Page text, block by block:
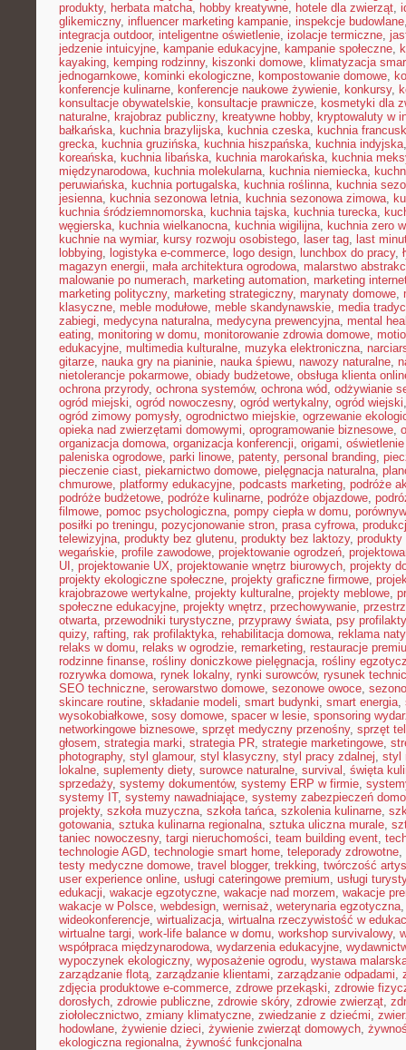
produkty, herbata matcha, hobby kreatywne, hotele dla zwierząt,
glikemiczny, influencer marketing kampanie, inspekcje budowlane
integracja outdoor, inteligentne oświetlenie, izolacje termiczne,
jedzenie intuicyjne, kampanie edukacyjne, kampanie społeczne,
kayaking, kemping rodzinny, kiszonki domowe, klimatyzacja
jednogarnkowe, kominki ekologiczne, kompostowanie domowe,
konferencje kulinarne, konferencje naukowe żywienie, konkursy,
konsultacje obywatelskie, konsultacje prawnicze, kosmetyki dla
naturalne, krajobraz publiczny, kreatywne hobby, kryptowaluty w
bałkańska, kuchnia brazylijska, kuchnia czeska, kuchnia
grecka, kuchnia gruzińska, kuchnia hiszpańska, kuchnia indyjska
koreańska, kuchnia libańska, kuchnia marokańska, kuchnia
międzynarodowa, kuchnia molekularna, kuchnia niemiecka,
peruwiańska, kuchnia portugalska, kuchnia roślinna, kuchnia
jesienna, kuchnia sezonowa letnia, kuchnia sezonowa zimowa,
kuchnia śródziemnomorska, kuchnia tajska, kuchnia turecka,
węgierska, kuchnia wielkanocna, kuchnia wigilijna, kuchnia zero
kuchnie na wymiar, kursy rozwoju osobistego, laser tag, last
lobbying, logistyka e-commerce, logo design, lunchbox do pracy,
magazyn energii, mała architektura ogrodowa, malarstwo
malowanie po numerach, marketing automation, marketing
marketing polityczny, marketing strategiczny, marynaty domowe,
klasyczne, meble modułowe, meble skandynawskie, media
zabiegi, medycyna naturalna, medycyna prewencyjna, mental
eating, monitoring w domu, monitorowanie zdrowia domowe,
edukacyjne, multimedia kulturalne, muzyka elektroniczna,
gitarze, nauka gry na pianinie, nauka śpiewu, nawozy naturalne,
nietolerancje pokarmowe, obiady budżetowe, obsługa klienta
ochrona przyrody, ochrona systemów, ochrona wód, odżywianie
ogród miejski, ogród nowoczesny, ogród wertykalny, ogród wiejski
ogród zimowy pomysły, ogrodnictwo miejskie, ogrzewanie
opieka nad zwierzętami domowymi, oprogramowanie biznesowe,
organizacja domowa, organizacja konferencji, origami,
paleniska ogrodowe, parki linowe, patenty, personal branding,
pieczenie ciast, piekarnictwo domowe, pielęgnacja naturalna,
chmurowe, platformy edukacyjne, podcasts marketing, podróże
podróże budżetowe, podróże kulinarne, podróże objazdowe,
filmowe, pomoc psychologiczna, pompy ciepła w domu,
posiłki po treningu, pozycjonowanie stron, prasa cyfrowa,
telewizyjna, produkty bez glutenu, produkty bez laktozy, produkty
wegańskie, profile zawodowe, projektowanie ogrodzeń,
UI , projektowanie UX, projektowanie wnętrz biurowych, projekty
projekty ekologiczne społeczne, projekty graficzne firmowe,
krajobrazowe wertykalne, projekty kulturalne, projekty meblowe,
społeczne edukacyjne, projekty wnętrz, przechowywanie,
otwarta, przewodniki turystyczne, przyprawy świata, psy
quizy, rafting, rak profilaktyka, rehabilitacja domowa, reklama
relaks w domu, relaks w ogrodzie, remarketing, restauracje
rodzinne finanse, rośliny doniczkowe pielęgnacja, rośliny
rozrywka domowa, rynek lokalny, rynki surowców, rysunek
SEO techniczne, serowarstwo domowe, sezonowe owoce,
skincare routine, składanie modeli, smart budynki, smart energia,
wysokobiałkowe, sosy domowe, spacer w lesie, sponsoring
networkingowe biznesowe, sprzęt medyczny przenośny, sprzęt
głosem, strategia marki, strategia PR, strategie marketingowe,
photography, styl glamour, styl klasyczny, styl pracy zdalnej, styl
lokalne, suplementy diety, surowce naturalne, survival , święta
sprzedaży, systemy dokumentów, systemy ERP w firmie,
systemy IT, systemy nawadniające, systemy zabezpieczeń
projekty, szkoła muzyczna, szkoła tańca, szkolenia kulinarne,
gotowania, sztuka kulinarna regionalna, sztuka uliczna murale,
taniec nowoczesny, targi nieruchomości, team building event,
technologie AGD, technologie smart home, teleporady zdrowotne,
testy medyczne domowe, travel blogger, trekking, twórczość
user experience online, usługi cateringowe premium, usługi
edukacji, wakacje egzotyczne, wakacje nad morzem, wakacje
wakacje w Polsce, webdesign, wernisaż, weterynaria egzotyczna
wideokonferencje, wirtualizacja, wirtualna rzeczywistość w
wirtualne targi, work-life balance w domu, workshop survivalowy,
współpraca międzynarodowa, wydarzenia edukacyjne,
wypoczynek ekologiczny, wyposażenie ogrodu, wystawa
zarządzanie flotą, zarządzanie klientami, zarządzanie odpadami,
zdjęcia produktowe e-commerce, zdrowe przekąski, zdrowie
dorosłych, zdrowie publiczne, zdrowie skóry, zdrowie zwierząt,
ziołolecznictwo, zmiany klimatyczne, zwiedzanie z dziećmi,
hodowlane, żywienie dzieci, żywienie zwierząt domowych,
ekologiczna regionalna, żywność funkcjonalna